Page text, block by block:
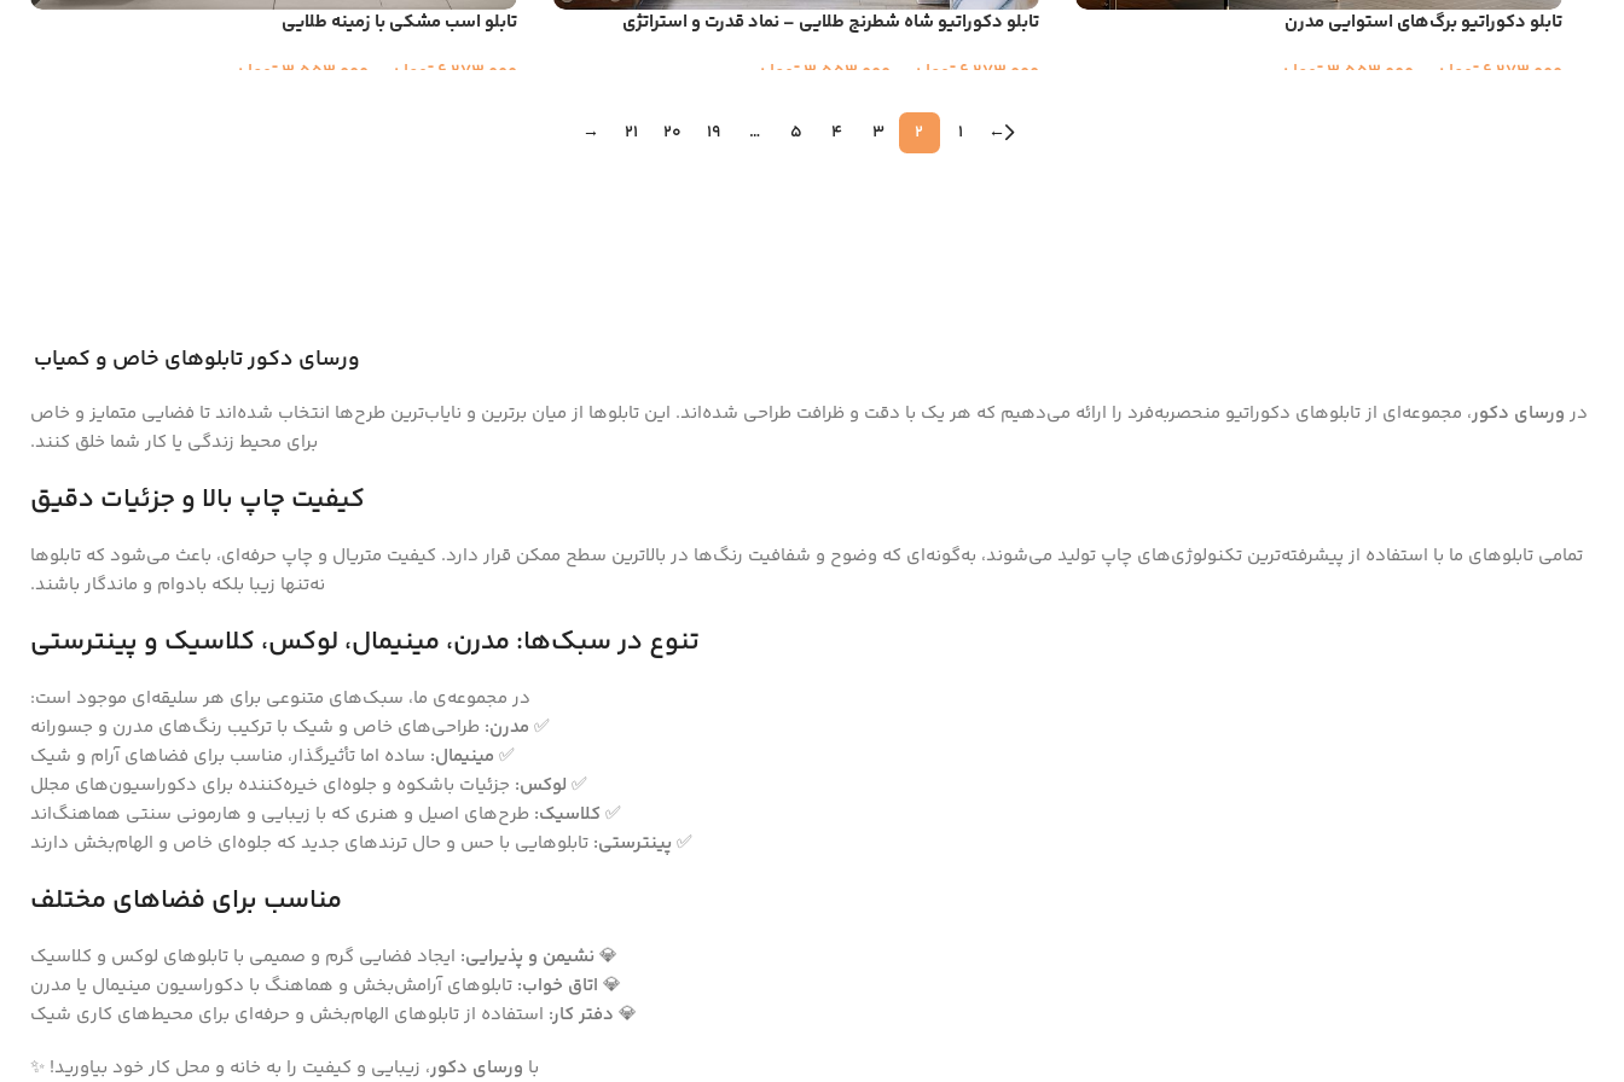
تابلو دکوراتیو برگ‌های استوایی مدرن
6,273,000تومان 3,553,000تومان
تابلو دکوراتیو شاه شطرنج طلایی – نماد قدرت و استراتژی
6,273,000تومان 3,553,000تومان
تابلو اسب مشکی با زمینه طلایی
6,273,000تومان 3,553,000تومان
←
1
2
3
4
5
…
19
20
21
→
ورسای دکور تابلوهای خاص و کمیاب
در ورسای دکور، مجموعه‌ای از تابلوهای دکوراتیو منحصر‌به‌فرد را ارائه می‌دهیم که هر یک با دقت و ظرافت طراحی شده‌اند. این تابلوها از میان برترین و نایاب‌ترین طرح‌ها انتخاب شده‌اند تا فضایی متمایز و خاص
برای محیط زندگی یا کار شما خلق کنند.
کیفیت چاپ بالا و جزئیات دقیق
تمامی تابلوهای ما با استفاده از پیشرفته‌ترین تکنولوژی‌های چاپ تولید می‌شوند، به‌گونه‌ای که وضوح و شفافیت رنگ‌ها در بالاترین سطح ممکن قرار دارد. کیفیت متریال و چاپ حرفه‌ای، باعث می‌شود که تابلوها
نه‌تنها زیبا بلکه بادوام و ماندگار باشند.
تنوع در سبک‌ها: مدرن، مینیمال، لوکس، کلاسیک و پینترستی
در مجموعه‌ی ما، سبک‌های متنوعی برای هر سلیقه‌ای موجود است:
✅ مدرن: طراحی‌های خاص و شیک با ترکیب رنگ‌های مدرن و جسورانه
✅ مینیمال: ساده اما تأثیرگذار، مناسب برای فضاهای آرام و شیک
✅ لوکس: جزئیات باشکوه و جلوه‌ای خیره‌کننده برای دکوراسیون‌های مجلل
✅ کلاسیک: طرح‌های اصیل و هنری که با زیبایی و هارمونی سنتی هماهنگ‌اند
✅ پینترستی: تابلوهایی با حس و حال ترندهای جدید که جلوه‌ای خاص و الهام‌بخش دارند
مناسب برای فضاهای مختلف
💎 نشیمن و پذیرایی: ایجاد فضایی گرم و صمیمی با تابلوهای لوکس و کلاسیک
💎 اتاق خواب: تابلوهای آرامش‌بخش و هماهنگ با دکوراسیون مینیمال یا مدرن
💎 دفتر کار: استفاده از تابلوهای الهام‌بخش و حرفه‌ای برای محیط‌های کاری شیک
با ورسای دکور، زیبایی و کیفیت را به خانه و محل کار خود بیاورید! ✨